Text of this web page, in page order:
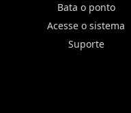
Bata o ponto
Acesse o sistema
Suporte